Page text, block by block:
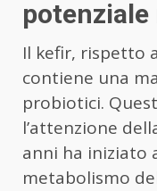
Il kefir, rispetto
contiene una
probiotici.
l’attenzione
anni ha iniziato
metabolismo